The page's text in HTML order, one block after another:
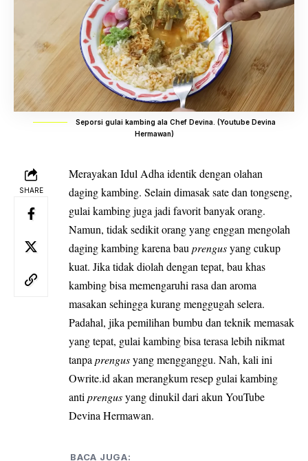
Seporsi gulai kambing ala Chef Devina. (Youtube Devina
Hermawan)
SHARE
MerayakanIdul Adhaidentik dengan olahan
dagingkambing. Selain dimasak sate dan tongseng,
gulai kambing juga jadi favorit banyak orang.
Namun, tidak sedikit orang yang enggan mengolah
daging kambing karena bauprengusyang cukup
kuat. Jika tidak diolah dengan tepat, bau khas
kambing bisa memengaruhi rasa dan aroma
masakan sehingga kurang menggugah selera.
Padahal, jika pemilihan bumbu dan teknik memasak
yang tepat, gulai kambing bisa terasa lebih nikmat
tanpaprengusyang mengganggu. Nah, kali ini
Owrite.id akan merangkumresep gulai kambing
antiprengusyang dinukil dari akun YouTube
Devina Hermawan.
BACA JUGA: